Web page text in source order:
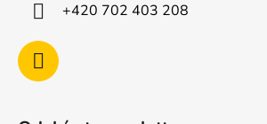
+420 702 403 208